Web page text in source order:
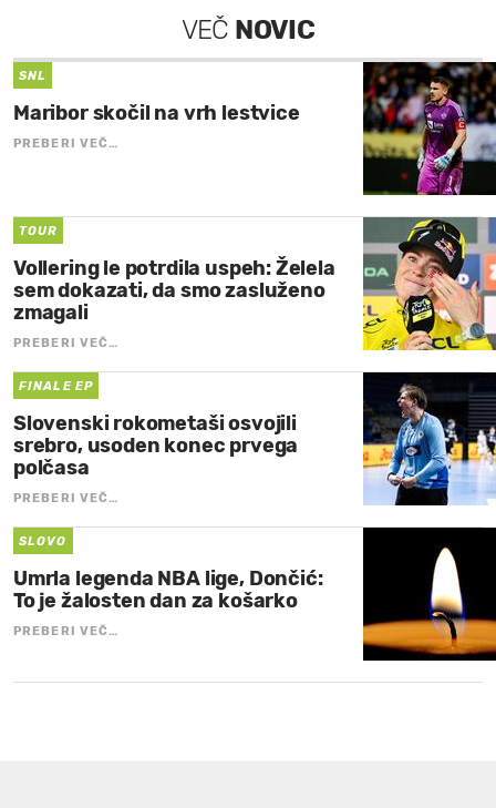
VEČ NOVIC
SNL
Maribor skočil na vrh lestvice
PREBERI VEČ…
TOUR
Vollering le potrdila uspeh: Želela
sem dokazati, da smo zasluženo
zmagali
PREBERI VEČ…
FINALE EP
Slovenski rokometaši osvojili
srebro, usoden konec prvega
polčasa
PREBERI VEČ…
SLOVO
Umrla legenda NBA lige, Dončić:
To je žalosten dan za košarko
PREBERI VEČ…